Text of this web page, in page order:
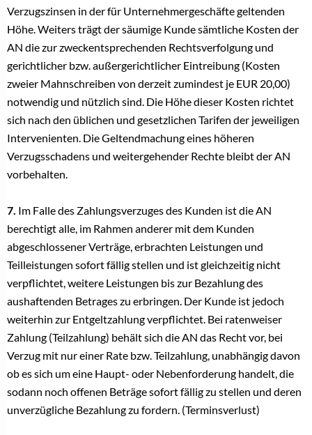
Verzugszinsen in der für Unternehmergeschäfte geltenden
Höhe. Weiters trägt der säumige Kunde sämtliche Kosten der
AN die zur zweckentsprechenden Rechtsverfolgung und
gerichtlicher bzw. außergerichtlicher Eintreibung (Kosten
zweier Mahnschreiben von derzeit zumindest je EUR 20,00)
notwendig und nützlich sind. Die Höhe dieser Kosten richtet
sich nach den üblichen und gesetzlichen Tarifen der jeweiligen
Intervenienten. Die Geltendmachung eines höheren
Verzugsschadens und weitergehender Rechte bleibt der AN
vorbehalten.
7. Im Falle des Zahlungsverzuges des Kunden ist die AN
berechtigt alle, im Rahmen anderer mit dem Kunden
abgeschlossener Verträge, erbrachten Leistungen und
Teilleistungen sofort fällig stellen und ist gleichzeitig nicht
verpflichtet, weitere Leistungen bis zur Bezahlung des
aushaftenden Betrages zu erbringen. Der Kunde ist jedoch
weiterhin zur Entgeltzahlung verpflichtet. Bei ratenweiser
Zahlung (Teilzahlung) behält sich die AN das Recht vor, bei
Verzug mit nur einer Rate bzw. Teilzahlung, unabhängig davon
ob es sich um eine Haupt- oder Nebenforderung handelt, die
sodann noch offenen Beträge sofort fällig zu stellen und deren
unverzügliche Bezahlung zu fordern. (Terminsverlust)